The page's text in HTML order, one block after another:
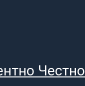
Честно